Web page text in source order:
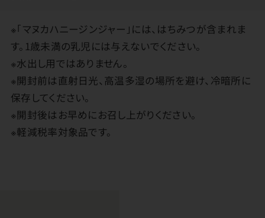
※｢マヌカハニージンジャー｣には、はちみつが含まれま
す。1歳未満の乳児には与えないでください。
※水出し用ではありません。
※開封前は直射日光、高温多湿の場所を避け、冷暗所に
保存してください。
※開封後はお早めにお召し上がりください。
※軽減税率対象品です。